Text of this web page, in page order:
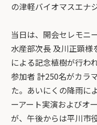
の津軽バイオマスエナ
当日は、開会セレモニ
水産部次長 及川正顕様
による記念植樹が行わ
参加者 計250名がカラ
た。あいにくの降雨に
ーアート実演およびオ
が、午後からは平川市